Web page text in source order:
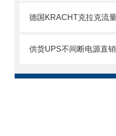
供货UPS不间断电源直销